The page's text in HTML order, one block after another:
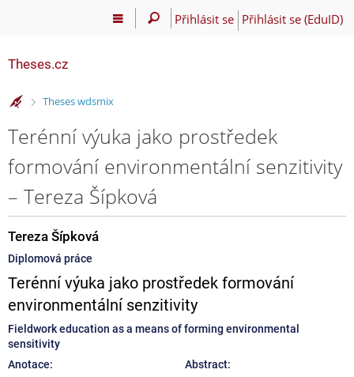
Přihlásit se Přihlásit se (EduID)
Theses.cz
>
Theses wdsmix
Terénní výuka jako prostředek
formování environmentální senzitivity
– Tereza Šípková
Tereza Šípková
Diplomová práce
Terénní výuka jako prostředek formování
environmentální senzitivity
Fieldwork education as a means of forming environmental
sensitivity
Anotace:
Abstract: